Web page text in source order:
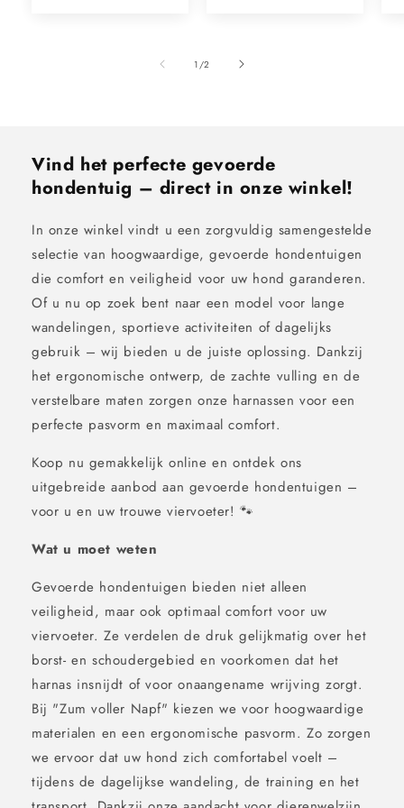
1 /van
2
Vind het perfecte gevoerde
hondentuig – direct in onze winkel!
In onze winkel vindt u een zorgvuldig samengestelde
selectie van hoogwaardige, gevoerde hondentuigen
die comfort en veiligheid voor uw hond garanderen.
Of u nu op zoek bent naar een model voor lange
wandelingen, sportieve activiteiten of dagelijks
gebruik – wij bieden u de juiste oplossing. Dankzij
het ergonomische ontwerp, de zachte vulling en de
verstelbare maten zorgen onze harnassen voor een
perfecte pasvorm en maximaal comfort.
Koop nu gemakkelijk online en ontdek ons ​​
uitgebreide aanbod aan gevoerde hondentuigen –
voor u en uw trouwe viervoeter! 🐾
Wat u moet weten
Gevoerde hondentuigen bieden niet alleen
veiligheid, maar ook optimaal comfort voor uw
viervoeter. Ze verdelen de druk gelijkmatig over het
borst- en schoudergebied en voorkomen dat het
harnas insnijdt of voor onaangename wrijving zorgt.
Bij "Zum voller Napf" kiezen we voor hoogwaardige
materialen en een ergonomische pasvorm. Zo zorgen
we ervoor dat uw hond zich comfortabel voelt –
tijdens de dagelijkse wandeling, de training en het